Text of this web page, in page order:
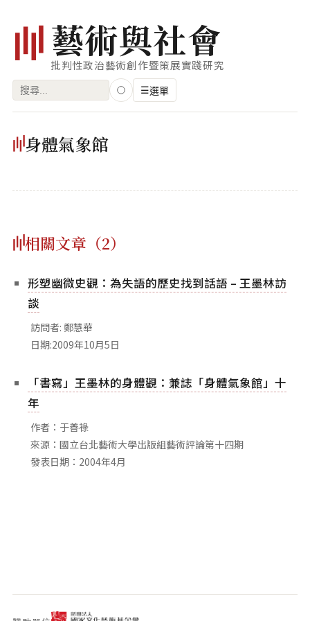
藝術與社會
批判性政治藝術創作暨策展實踐研究
搜
鍵
☰選單
索引
標籤雲
相關網站
關於
團隊成員
出版品
身體氣象館
相關文章（2）
形塑幽微史觀：為失語的歷史找到話語 – 王墨林訪
談
訪問者: 鄭慧華
日期:2009年10月5日
「書寫」王墨林的身體觀：兼誌「身體氣象館」十
年
作者：于善祿
來源：國立台北藝術大學出版組藝術評論第十四期
發表日期：2004年4月